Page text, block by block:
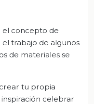
el concepto de
trabajo de algunos
de materiales se
tu propia
celebrar